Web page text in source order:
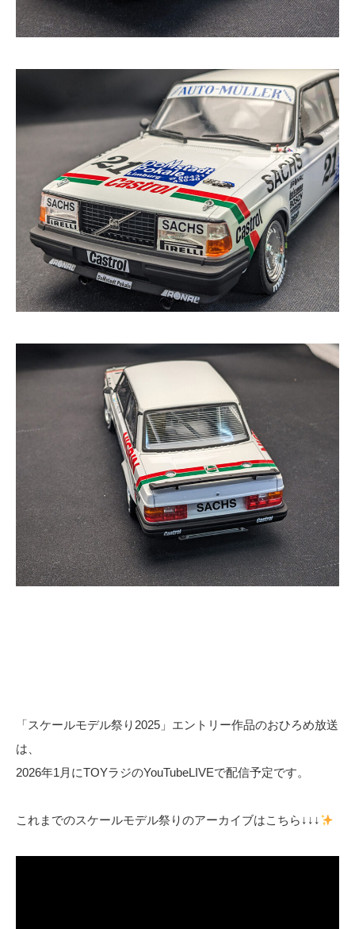
「スケールモデル祭り2025」エントリー作品のおひろめ放送
は、
2026年1月にTOYラジのYouTubeLIVEで配信予定です。
これまでのスケールモデル祭りのアーカイブはこちら↓↓↓